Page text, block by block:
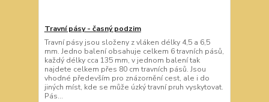
Travní pásy - časný podzim
Travní pásy jsou složeny z vláken délky 4,5 a 6,5
mm. Jedno balení obsahuje celkem 6 travních pásů,
každý délky cca 135 mm, v jednom balení tak
najdete celkem přes 80 cm travních pásů. Jsou
vhodné především pro znázornění cest, ale i do
jiných míst, kde se může úzký travní pruh vyskytovat.
Pás...